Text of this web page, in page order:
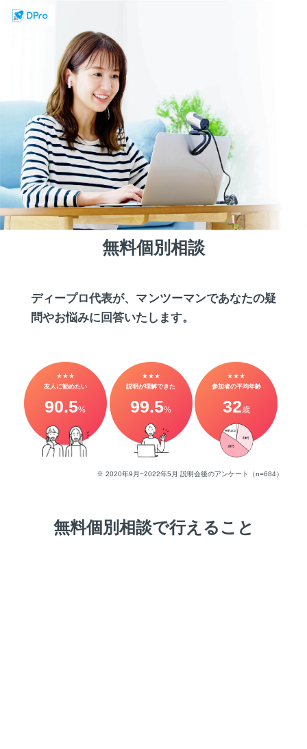
無料個別相談
ディープロ代表が、マンツーマンであなたの疑
問やお悩みに回答いたします。
★★★
友人に勧めたい
90.5%
★★★
説明が理解できた
99.5%
★★★
参加者の平均年齢
32歳
※ 2020年9月~2022年5月 説明会後のアンケート（n=684）
無料個別相談で行えること